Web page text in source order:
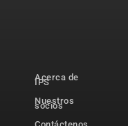
Acerca de
IPS
Nuestros
socios